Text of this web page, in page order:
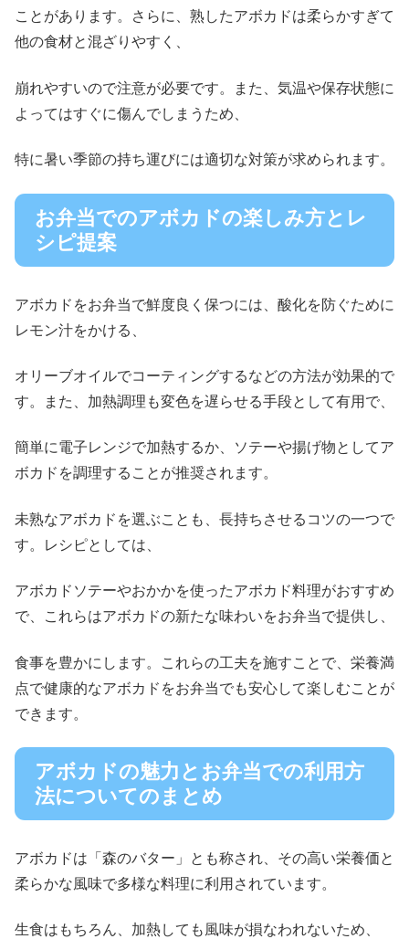
ことがあります。さらに、熟したアボカドは柔らかすぎて
他の食材と混ざりやすく、
崩れやすいので注意が必要です。また、気温や保存状態に
よってはすぐに傷んでしまうため、
特に暑い季節の持ち運びには適切な対策が求められます。
お弁当でのアボカドの楽しみ方とレ
シピ提案
アボカドをお弁当で鮮度良く保つには、酸化を防ぐために
レモン汁をかける、
オリーブオイルでコーティングするなどの方法が効果的で
す。また、加熱調理も変色を遅らせる手段として有用で、
簡単に電子レンジで加熱するか、ソテーや揚げ物としてア
ボカドを調理することが推奨されます。
未熟なアボカドを選ぶことも、長持ちさせるコツの一つで
す。レシピとしては、
アボカドソテーやおかかを使ったアボカド料理がおすすめ
で、これらはアボカドの新たな味わいをお弁当で提供し、
食事を豊かにします。これらの工夫を施すことで、栄養満
点で健康的なアボカドをお弁当でも安心して楽しむことが
できます。
アボカドの魅力とお弁当での利用方
法についてのまとめ
アボカドは「森のバター」とも称され、その高い栄養価と
柔らかな風味で多様な料理に利用されています。
生食はもちろん、加熱しても風味が損なわれないため、